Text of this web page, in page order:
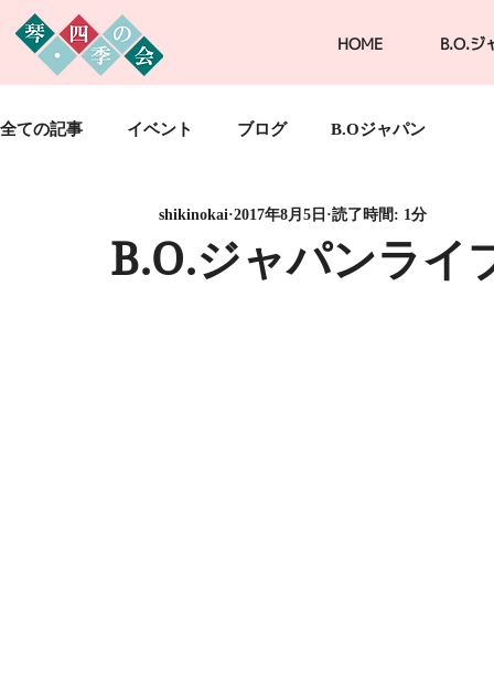
HOME B.O.ジ
全ての記事 イベント ブログ B.Oジャパン
B.O.ジャパンラ
shikinokai 2017年8月5日 読了時間: 1分